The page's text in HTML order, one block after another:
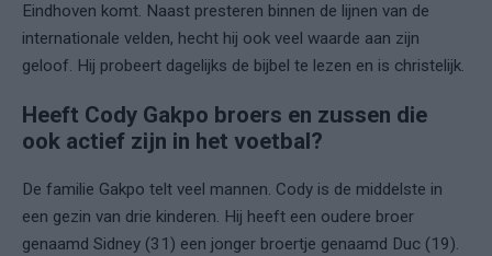
Eindhoven komt. Naast presteren binnen de lijnen van de
internationale velden, hecht hij ook veel waarde aan zijn
geloof. Hij probeert dagelijks de bijbel te lezen en is christelijk.
Heeft Cody Gakpo broers en zussen die
ook actief zijn in het voetbal?
De familie Gakpo telt veel mannen. Cody is de middelste in
een gezin van drie kinderen. Hij heeft een oudere broer
genaamd Sidney (31) een jonger broertje genaamd Duc (19).